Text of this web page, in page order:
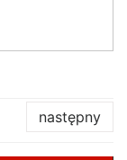
następny